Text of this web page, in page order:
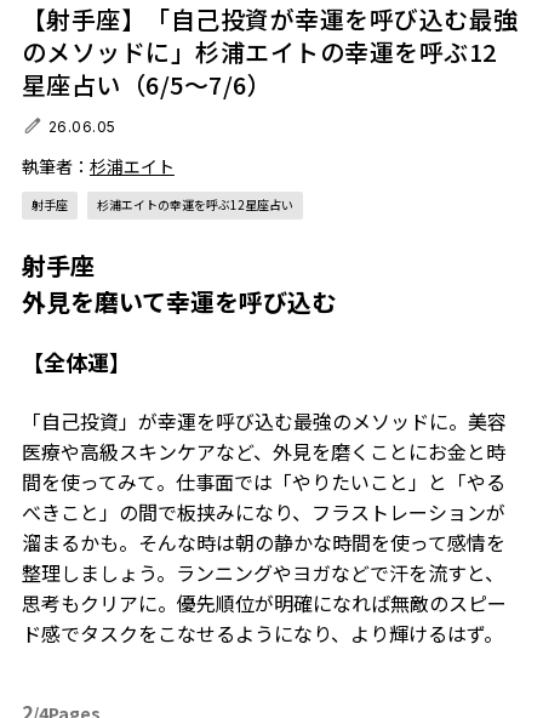
【射手座】「自己投資が幸運を呼び込む最強
のメソッドに」杉浦エイトの幸運を呼ぶ12
星座占い（6/5～7/6）
26.06.05
執筆者： 杉浦エイト
射手座 杉浦エイトの幸運を呼ぶ12星座占い
射手座
外見を磨いて幸運を呼び込む
【全体運】
「自己投資」が幸運を呼び込む最強のメソッドに。美容
医療や高級スキンケアなど、外見を磨くことにお金と時
間を使ってみて。仕事面では「やりたいこと」と「やる
べきこと」の間で板挟みになり、フラストレーションが
溜まるかも。そんな時は朝の静かな時間を使って感情を
整理しましょう。ランニングやヨガなどで汗を流すと、
思考もクリアに。優先順位が明確になれば無敵のスピー
ド感でタスクをこなせるようになり、より輝けるはず。